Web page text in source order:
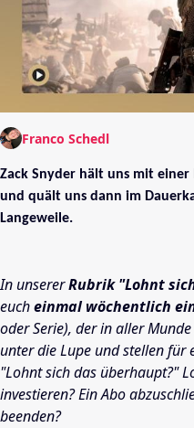
Franco Schedl
Zack Snyder hält uns mit
und quält uns dann im
Langeweile.
In unsererRubrik "Lohnt
eucheinmal wöchentlich
oder Serie), der in aller
unter die Lupe und stellen für
"Lohnt sich das überhaupt?"
investieren? Ein Abo
beenden?